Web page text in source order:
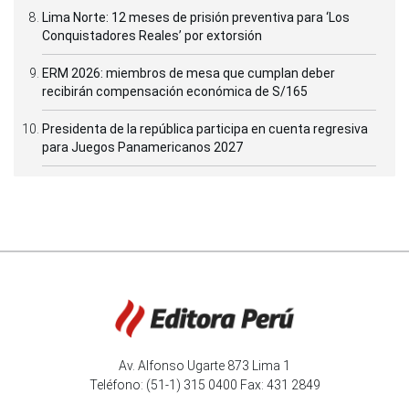
Lima Norte: 12 meses de prisión preventiva para ‘Los
Conquistadores Reales’ por extorsión
ERM 2026: miembros de mesa que cumplan deber
recibirán compensación económica de S/165
Presidenta de la república participa en cuenta regresiva
para Juegos Panamericanos 2027
Av. Alfonso Ugarte 873 Lima 1
Teléfono: (51-1) 315 0400 Fax: 431 2849